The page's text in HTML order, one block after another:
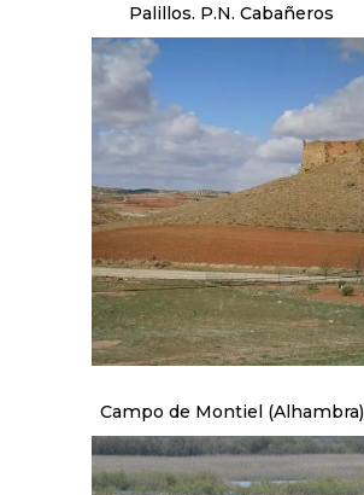
Palillos. P.N. Cabañeros
Campo de Montiel (Alhambra)